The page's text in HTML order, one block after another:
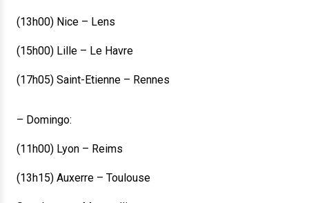
(13h00) Nice – Lens
(15h00) Lille – Le Havre
(17h05) Saint-Etienne – Rennes
– Domingo:
(11h00) Lyon – Reims
(13h15) Auxerre – Toulouse